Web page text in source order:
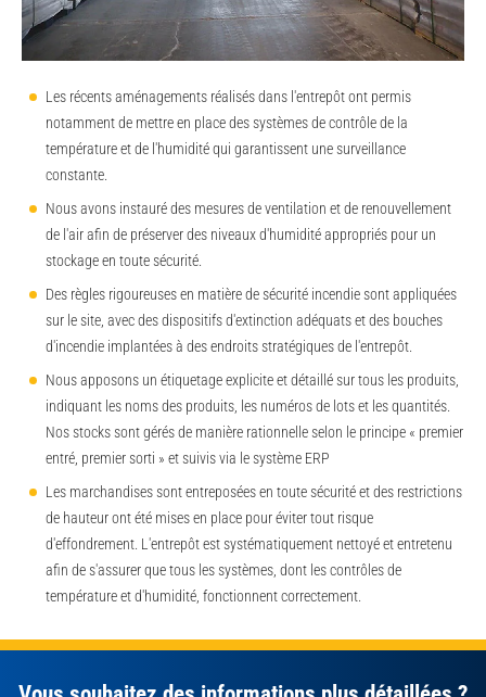
Les récents aménagements réalisés dans l'entrepôt ont permis
notamment de mettre en place des systèmes de contrôle de la
température et de l'humidité qui garantissent une surveillance
constante.
Nous avons instauré des mesures de ventilation et de renouvellement
de l'air afin de préserver des niveaux d'humidité appropriés pour un
stockage en toute sécurité.
Des règles rigoureuses en matière de sécurité incendie sont appliquées
sur le site, avec des dispositifs d'extinction adéquats et des bouches
d'incendie implantées à des endroits stratégiques de l'entrepôt.
Nous apposons un étiquetage explicite et détaillé sur tous les produits,
indiquant les noms des produits, les numéros de lots et les quantités.
Nos stocks sont gérés de manière rationnelle selon le principe « premier
entré, premier sorti » et suivis via le système ERP
Les marchandises sont entreposées en toute sécurité et des restrictions
de hauteur ont été mises en place pour éviter tout risque
d'effondrement. L'entrepôt est systématiquement nettoyé et entretenu
afin de s'assurer que tous les systèmes, dont les contrôles de
température et d'humidité, fonctionnent correctement.